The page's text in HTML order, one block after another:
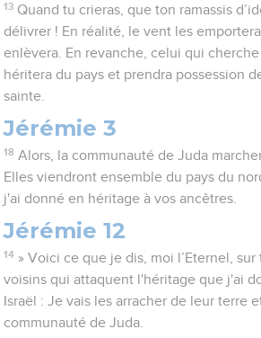
13 Quand tu crieras, que ton ramassis
délivrer ! En réalité, le vent les
enlèvera. En revanche, celui qui
héritera du pays et prendra possession
sainte.
Jérémie 3
18 Alors, la communauté de Juda
Elles viendront ensemble du pays du
j'ai donné en héritage à vos ancêtres.
Jérémie 12
14 » Voici ce que je dis, moi l’Eternel,
voisins qui attaquent l'héritage que j'ai
Israël : Je vais les arracher de leur terre
communauté de Juda.